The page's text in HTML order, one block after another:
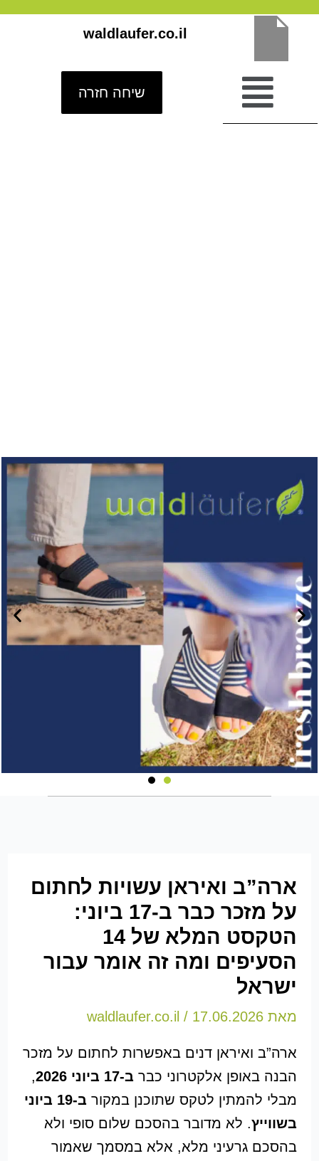
דילוג
waldlaufer.co.il
שיחה חזרה
ארה”ב ואיראן עשויות לחתום
על מזכר כבר ב-17 ביוני:
הטקסט המלא של 14
הסעיפים ומה זה אומר עבור
ישראל
מאת waldlaufer.co.il/ 17.06.2026
ארה”ב ואיראן דנים באפשרות לחתום על מזכר
הבנה באופן אלקטרוני כבר ב-17 ביוני 2026
,
מבלי להמתין לטקס שתוכנן במקור
ב-19 ביוני
בשווייץ. לא מדובר בהסכם שלום סופי ולא
בהסכם גרעיני מלא, אלא במסמך שאמור